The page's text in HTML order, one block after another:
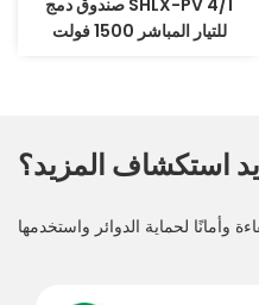
للتيار المباشر 1500 فولت
استكشاف المزيد؟